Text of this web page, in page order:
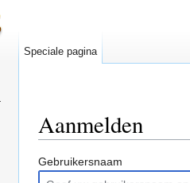
Aanmelden
Gebruikersnaam
Speciale pagina